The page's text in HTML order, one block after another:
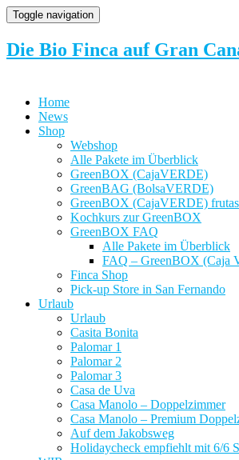
Toggle navigation
Die Bio Finca auf Gran
Home
News
Shop
Webshop
Alle Pakete im Überblick
GreenBOX (CajaVERDE)
GreenBAG (BolsaVERDE)
GreenBOX (CajaVERDE) frutas
Kochkurs zur GreenBOX
GreenBOX FAQ
Alle Pakete im Überblick
FAQ – GreenBOX (Caja
Finca Shop
Pick-up Store in San Fernando
Urlaub
Urlaub
Casita Bonita
Palomar 1
Palomar 2
Palomar 3
Casa de Uva
Casa Manolo – Doppelzimmer
Casa Manolo – Premium
Auf dem Jakobsweg
Holidaycheck empfiehlt mit 6/6